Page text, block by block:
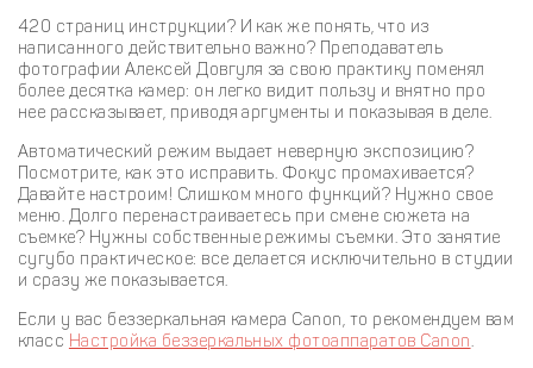
420 страниц инструкции? И как же понять, что из
написанного действительно важно? Преподаватель
фотографии Алексей Довгуля за свою практику поменял
более десятка камер: он легко видит пользу и внятно про
нее рассказывает, приводя аргументы и показывая в деле.
Автоматический режим выдает неверную экспозицию?
Посмотрите, как это исправить. Фокус промахивается?
Давайте настроим! Слишком много функций? Нужно свое
меню. Долго перенастраиваетесь при смене сюжета на
съемке? Нужны собственные режимы съемки. Это занятие
сугубо практическое: все делается исключительно в студии
и сразу же показывается.
Если у вас беззеркальная камера Canon, то рекомендуем вам
класс Настройка беззеркальных фотоаппаратов Canon.